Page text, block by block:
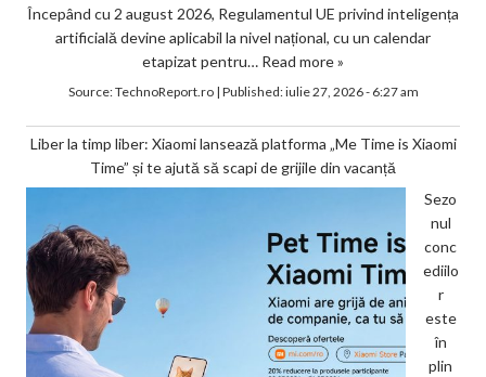
Începând cu 2 august 2026, Regulamentul UE privind inteligența
artificială devine aplicabil la nivel național, cu un calendar
etapizat pentru… Read more »
Source:TechnoReport.ro| Published:iulie 27, 2026 - 6:27 am
Liber la timp liber: Xiaomi lansează platforma „Me Time is Xiaomi
Time” și te ajută să scapi de grijile din vacanță
Sezo
nul
conc
ediilo
r
este
în
plin